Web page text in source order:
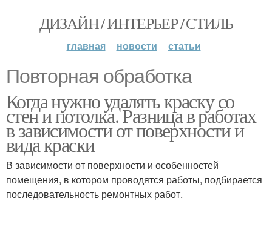
ДИЗАЙН / ИНТЕРЬЕР / СТИЛЬ
главная новости статьи
Повторная обработка
Когда нужно удалять краску со
стен и потолка. Разница в работах
в зависимости от поверхности и
вида краски
В зависимости от поверхности и особенностей
помещения, в котором проводятся работы, подбирается
последовательность ремонтных работ.